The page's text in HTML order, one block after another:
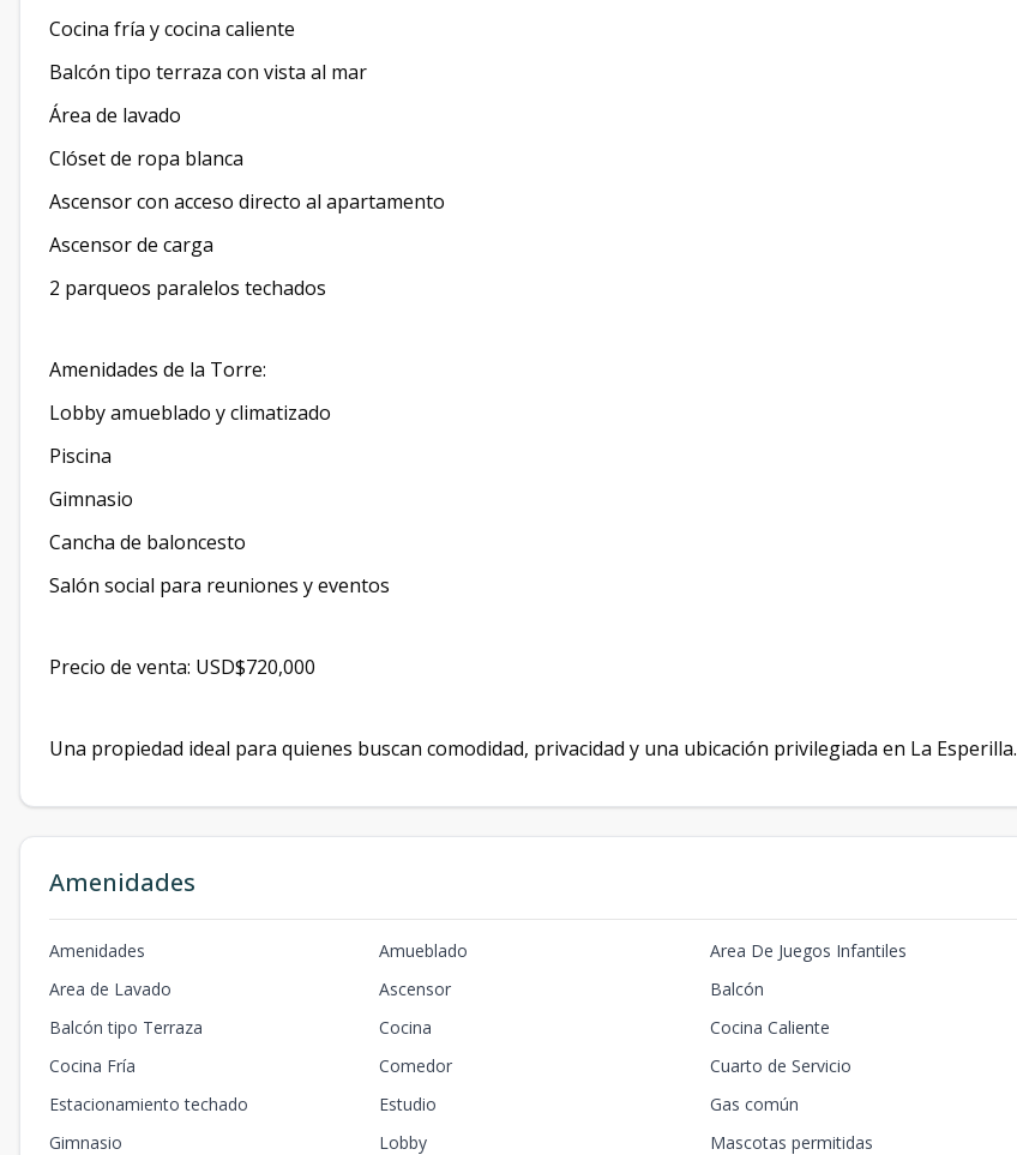
Cocina fría y cocina caliente
Balcón tipo terraza con vista al mar
Área de lavado
Clóset de ropa blanca
Ascensor con acceso directo al apartamento
Ascensor de carga
2 parqueos paralelos techados
Amenidades de la Torre:
Lobby amueblado y climatizado
Piscina
Gimnasio
Cancha de baloncesto
Salón social para reuniones y eventos
Precio de venta: USD$720,000
Una propiedad ideal para quienes buscan comodidad, privacidad y una ubicación privilegiada en La Esperilla.
Amenidades
Amenidades Amueblado
Area De Juegos Infantiles
Area de Lavado
Ascensor
Balcón
Balcón tipo Terraza
Cocina
Cocina Caliente
Cocina Fría
Comedor
Cuarto de Servicio
Estacionamiento techado
Estudio
Gas común
Gimnasio
Lobby
Mascotas permitidas